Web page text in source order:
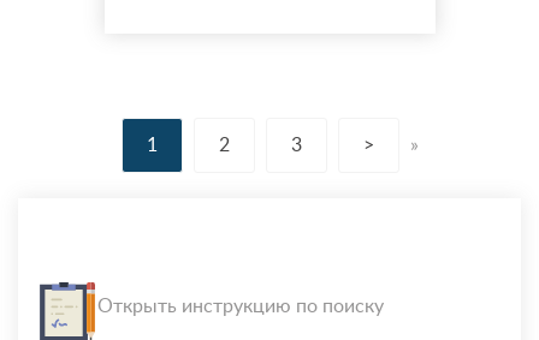
позах. Ушел в сером
ошейнике от клещей,
1 2 3 > »
Открыть инструкцию по поиску